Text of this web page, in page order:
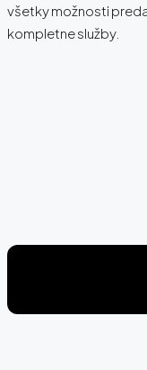
všetky možnosti
kompletne služby.